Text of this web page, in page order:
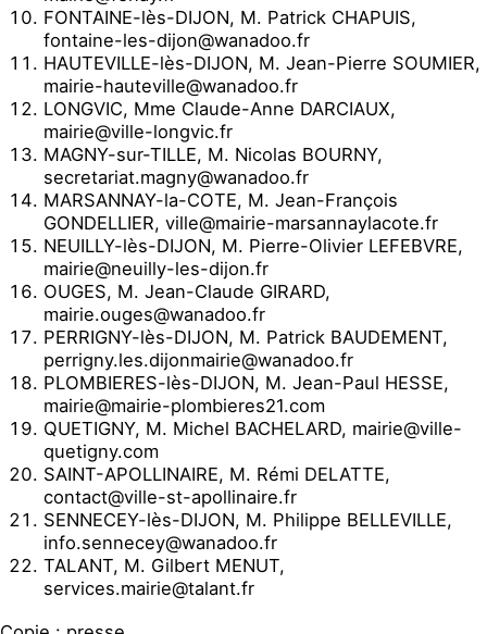
FONTAINE-lès-DIJON, M. Patrick CHAPUIS,
fontaine-les-dijon@wanadoo.fr
HAUTEVILLE-lès-DIJON, M. Jean-Pierre SOUMIER,
mairie-hauteville@wanadoo.fr
LONGVIC, Mme Claude-Anne DARCIAUX,
mairie@ville-longvic.fr
MAGNY-sur-TILLE, M. Nicolas BOURNY,
secretariat.magny@wanadoo.fr
MARSANNAY-la-COTE, M. Jean-François
GONDELLIER, ville@mairie-marsannaylacote.fr
NEUILLY-lès-DIJON, M. Pierre-Olivier LEFEBVRE,
mairie@neuilly-les-dijon.fr
OUGES, M. Jean-Claude GIRARD,
mairie.ouges@wanadoo.fr
PERRIGNY-lès-DIJON, M. Patrick BAUDEMENT,
perrigny.les.dijonmairie@wanadoo.fr
PLOMBIERES-lès-DIJON, M. Jean-Paul HESSE,
mairie@mairie-plombieres21.com
QUETIGNY, M. Michel BACHELARD, mairie@ville-
quetigny.com
SAINT-APOLLINAIRE, M. Rémi DELATTE,
contact@ville-st-apollinaire.fr
SENNECEY-lès-DIJON, M. Philippe BELLEVILLE,
info.sennecey@wanadoo.fr
TALANT, M. Gilbert MENUT,
services.mairie@talant.fr